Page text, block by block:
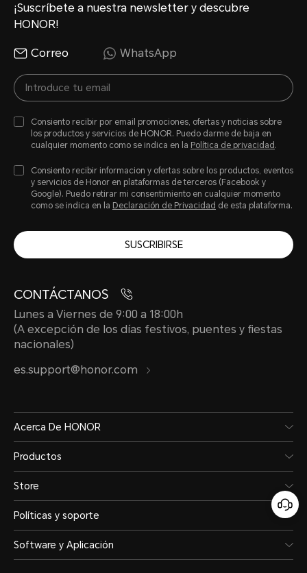
¡Suscríbete a nuestra newsletter y descubre
HONOR!
Correo WhatsApp
Consiento recibir por email promociones, ofertas y noticias sobre
los productos y servicios de HONOR. Puedo darme de baja en
cualquier momento como se indica en la Política de privacidad .
Consiento recibir informacion y ofertas sobre los productos, eventos
y servicios de Honor en plataformas de terceros (Facebook y
Google). Puedo retirar mi consentimiento en cualquier momento
como se indica en la Declaración de Privacidad de esta plataforma.
SUSCRIBIRSE
CONTÁCTANOS
Lunes a Viernes de 9:00 a 18:00h
(A excepción de los días festivos, puentes y fiestas
nacionales)
es.support@honor.com
Acerca De HONOR
Productos
Store
Políticas y soporte
Software y Aplicación